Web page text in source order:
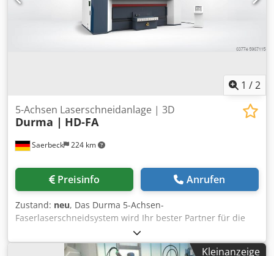
1 /2
Saerbeck 224 km
5-Achsen Laserschneidanlage | 3D
Durma | HD-FA
Preisinfo Anrufen
Zustand: neu, Das Durma 5-Achsen-
Faserlaserschneidsystem wird Ihr bester Partner für die
Herstellung von Automobil- und anderen hochpräzisen
und komplexen 3D-Bauteilen sein. Das System bietet 25 %
Kleinanzeige